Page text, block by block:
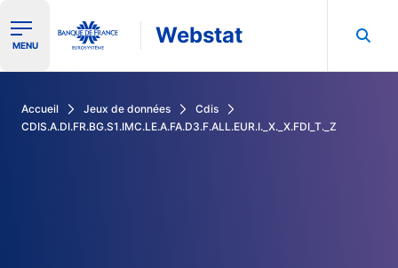
Ouvrir le menu de navigation
MENU Webstat
Accueil Jeux de données
Cdis
CDIS.A.DI.FR.BG.S1.IMC.LE.A.FA.D3.F.ALL.EUR.I._X._X.FDI_T._Z